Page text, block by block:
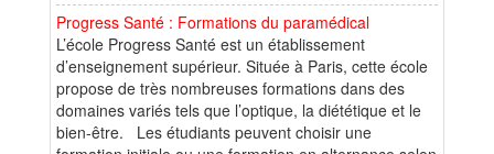
Progress Santé : Formations du paramédical
L’école Progress Santé est un établissement
d’enseignement supérieur. Située à Paris, cette école
propose de très nombreuses formations dans des
domaines variés tels que l’optique, la diététique et le
bien-être. Les étudiants peuvent choisir une